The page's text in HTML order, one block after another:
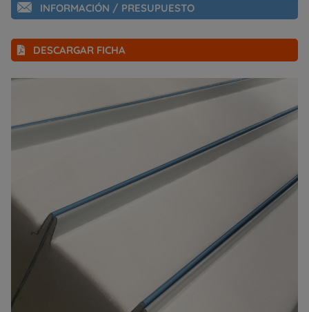
INFORMACIÓN / PRESUPUESTO
DESCARGAR FICHA